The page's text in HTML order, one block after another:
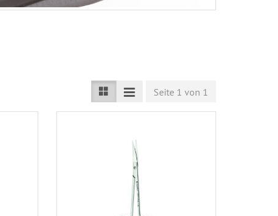
Seite 1 von 1